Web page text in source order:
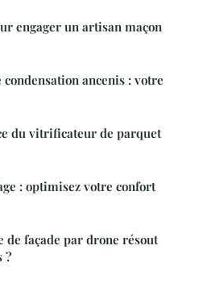
engager un artisan maçon
ancenis : votre
du vitrificateur de parquet
: optimisez votre confort
de façade par drone résout
?